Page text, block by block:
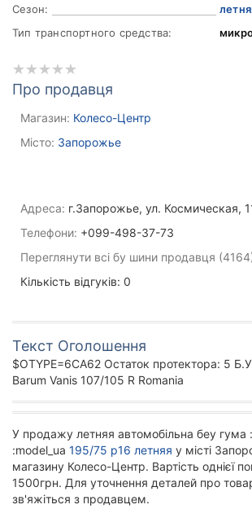
Сезон:
Тип транспортного средства:
Про продавця
Магазин: Колесо-Центр
Місто: Запорожье
Адреса: г.Запорожье, ул. Космическая,
Телефони: +099-498-37-73
Переглянути всі бу шини продавця
Кількість відгуків: 0
Текст Оголошення
$OTYPE=6CA62 Остаток протектора: 5
Barum Vanis 107/105 R Romania
У продажу летняя автомобільна беу гума
:model_ua 195/75 р16 летняя у місті
магазину Колесо-Центр. Вартість однієї
1500грн. Для уточнення деталей про
зв'яжіться з продавцем.